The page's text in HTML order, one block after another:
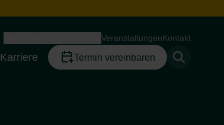
Toggle menu Toggle menu
VeranstaltungenKontakt
Karriere
Toggle menu
Termin vereinbaren